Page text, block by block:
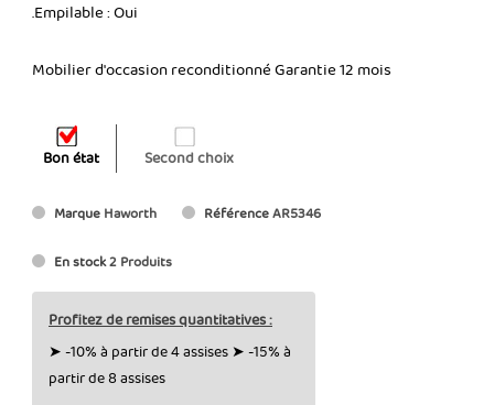
.Empilable : Oui
Mobilier d'occasion reconditionné Garantie 12 mois
Bon état Second choix
Marque Haworth RéférenceAR5346
En stock2 Produits
Profitez de remises quantitatives :
➤ -10% à partir de 4 assises ➤ -15% à
partir de 8 assises